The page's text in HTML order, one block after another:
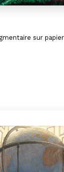
sur papier